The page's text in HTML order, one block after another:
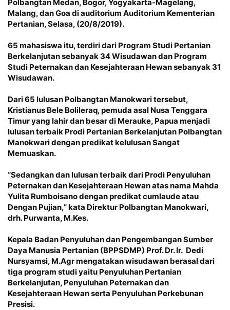
Polbangtan Medan, Bogor, Yogyakarta-Magelang,
Malang, dan Goa di auditorium Auditorium Kementerian
Pertanian, Selasa, (20/8/2019).
65 mahasiswa itu, terdiri dari Program Studi Pertanian
Berkelanjutan sebanyak 34 Wisudawan dan Program
Studi Peternakan dan Kesejahteraan Hewan sebanyak 31
Wisudawan.
Dari 65 lulusan Polbangtan Manokwari tersebut,
Kristianus Bele Bolileraq, pemuda asal Nusa Tenggara
Timur yang lahir dan besar di Merauke, Papua menjadi
lulusan terbaik Prodi Pertanian Berkelanjutan Polbangtan
Manokwari dengan predikat kelulusan Sangat
Memuaskan.
“Sedangkan dan lulusan terbaik dari Prodi Penyuluhan
Peternakan dan Kesejahteraan Hewan atas nama Mahda
Yulita Rumboisano dengan predikat cumlaude atau
Dengan Pujian,” kata Direktur Polbangtan Manokwari,
drh. Purwanta, M.Kes.
Kepala Badan Penyuluhan dan Pengembangan Sumber
Daya Manusia Pertanian (BPPSDMP) Prof. Dr. Ir. Dedi
Nursyamsi, M.Agr mengatakan wisudawan berasal dari
tiga program studi yaitu Penyuluhan Pertanian
Berkelanjutan, Penyuluhan Peternakan dan
Kesejahteraan Hewan serta Penyuluhan Perkebunan
Presisi.